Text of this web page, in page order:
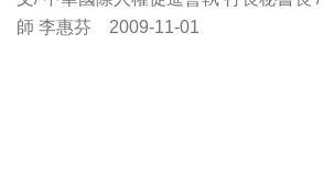
師 李惠芬 2009-11-01